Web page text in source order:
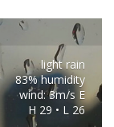
light rain
83% humidity
wind: 3m/s E
H 29 • L 26